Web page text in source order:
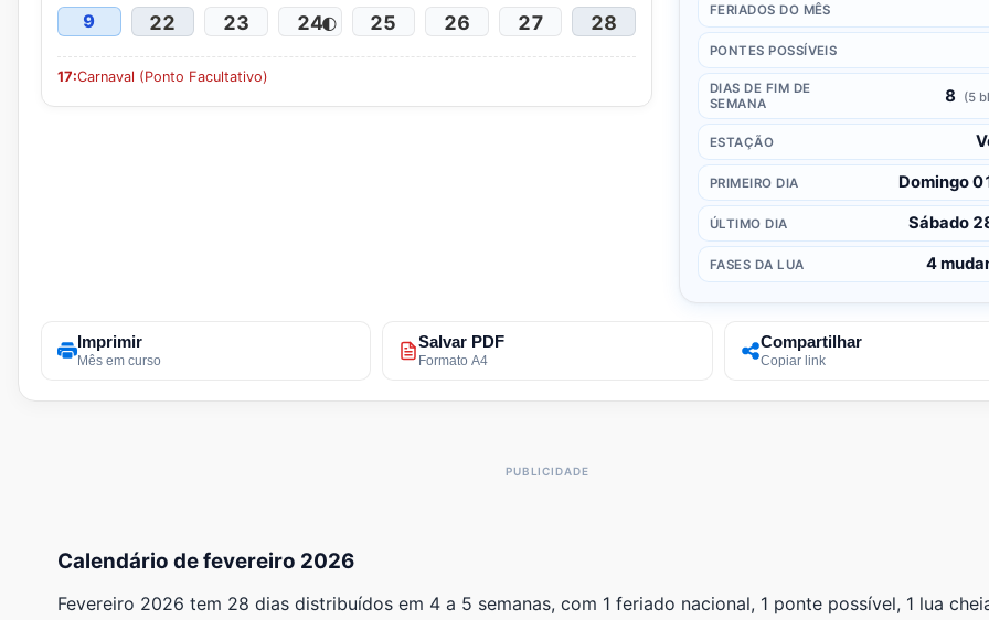
9 22 23 24🌓 25 26 27 28
17:Carnaval (Ponto Facultativo)
FERIADOS DO MÊS
PONTES POSSÍVEIS
DIAS DE FIM DE
SEMANA
8 (5
ESTAÇÃO
PRIMEIRO DIA Domingo
ÚLTIMO DIA Sábado
FASES DA LUA 4
Imprimir
Mês em curso
Salvar PDF
Formato A4
Compartilhar
Copiar link
Calendário de fevereiro 2026
Fevereiro 2026 tem 28 dias distribuídos em 4 a 5 semanas, com 1 feriado nacional, 1 ponte possível, 1 lua